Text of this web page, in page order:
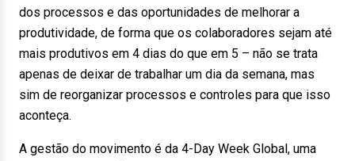
dos processos e das oportunidades de melhorar a
produtividade, de forma que os colaboradores sejam até
mais produtivos em 4 dias do que em 5 – não se trata
apenas de deixar de trabalhar um dia da semana, mas
sim de reorganizar processos e controles para que isso
aconteça.
A gestão do movimento é da 4-Day Week Global, uma